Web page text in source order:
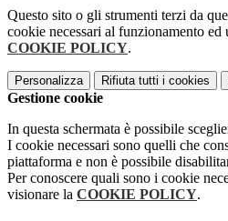
Questo sito o gli strumenti terzi da
cookie necessari al funzionamento
COOKIE POLICY.
Personalizza Rifiuta tutti i cookies
Gestione cookie
In questa schermata è possibile
I cookie necessari sono quelli che
piattaforma e non è possibile
Per conoscere quali sono i cookie
visionare la COOKIE POLICY.